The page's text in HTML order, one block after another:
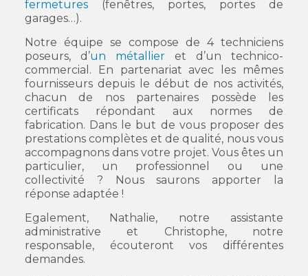
fermetures(fenêtres, portes, portes de
garages…).
Notre équipe se compose de 4 techniciens
poseurs, d’un métallieret d’un technico-
commercial. En partenariat avec les mêmes
fournisseurs depuis le début de nos activités,
chacun de nos partenaires possède les
certificats répondant aux normes de
fabrication. Dans le but de vous proposer des
prestations complètes et de qualité, nous vous
accompagnons dans votre projet. Vous êtes un
particulier, un professionnel ou une
collectivité ? Nous saurons apporter la
réponse adaptée !
Egalement, Nathalie, notre assistante
administrative et Christophe, notre
responsable, écouteront vos différentes
demandes.